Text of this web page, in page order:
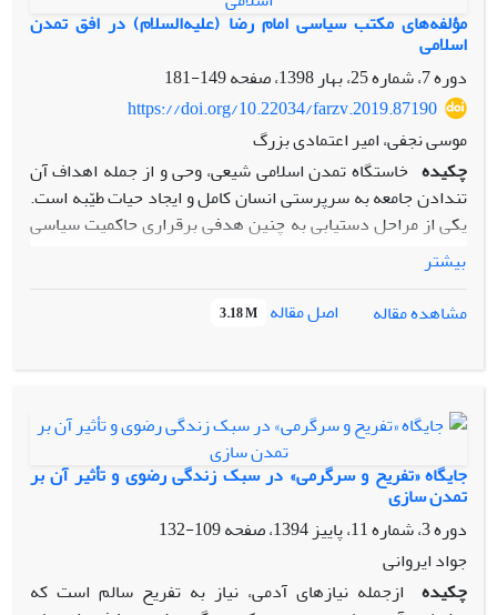
مؤلفه‌های مکتب سیاسی امام رضا (علیه‌السلام) در افق تمدن
اسلامی
دوره 7، شماره 25، بهار 1398، صفحه
149-181
https://doi.org/10.22034/farzv.2019.87190
موسی نجفی، امیر اعتمادی بزرگ
چکیده خاستگاه تمدن اسلامی شیعی، وحی و از جمله اهداف آن
تن­دادن جامعه به سرپرستی انسان کامل و ایجاد حیات طیّبه است.
یکی از مراحل دستیابی به چنین هدفی برقراری حاکمیت سیاسی
اسلام است. رهبری سیاسی و رهبری فکری در تفکر شیعی با
مشاهده کرد. تاریخ اسلام دچار انحراف دوگانه است؛ انحراف از
امامت به خلافت در ماجرای سقیفه و پس از آن به سلطنت در سال
(علیه‌السلام) توأم می‌شود. بنی­عباس مشروعیتی نداشت. این خلأ
مشروعیت در دورة­ امام رضا (علیه‌السلام) نمایان شد. سؤالی که
در این مقاله مطرح می‌شود این است که با توجه به این انحراف
چگونه امام رضا (علیه‌السلام) توانستند از این خلأ مشروعیت
استفاده کنند و دست به اصلاح نظام سیاسی بزنند؟ یافته‌های
پژوهش حاضر نشان می‌دهد امام رضا (علیه‌السلام) از این خلأ
علی(علیه‌السلام) و ائمة اطهار(علیهم‌السلام) را به اثبات رساندند،
بیشتر
مشاهده مقاله
اصل مقاله 3.18 M
جایگاه «تفریح و سرگرمی» در سبک زندگی رضوی و تأثیر آن بر
تمدن سازی
دوره 3، شماره 11، پاییز 1394، صفحه
109-132
جواد ایروانی
چکیده ازجمله نیازهای آدمی، نیاز به تفریح سالم است که